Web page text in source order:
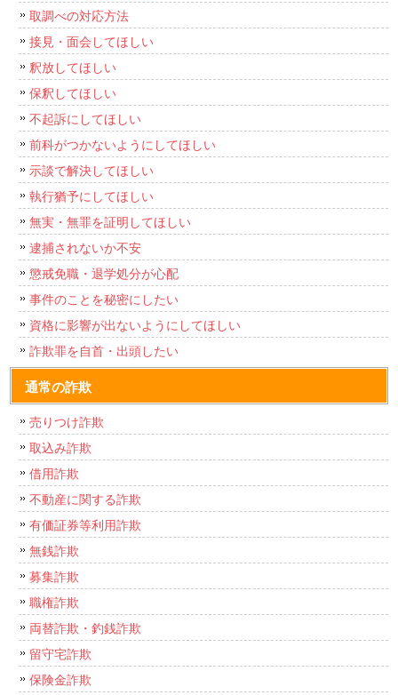
取調べの対応方法
接見・面会してほしい
釈放してほしい
保釈してほしい
不起訴にしてほしい
前科がつかないようにしてほしい
示談で解決してほしい
執行猶予にしてほしい
無実・無罪を証明してほしい
逮捕されないか不安
懲戒免職・退学処分が心配
事件のことを秘密にしたい
資格に影響が出ないようにしてほしい
詐欺罪を自首・出頭したい
通常の詐欺
売りつけ詐欺
取込み詐欺
借用詐欺
不動産に関する詐欺
有価証券等利用詐欺
無銭詐欺
募集詐欺
職権詐欺
両替詐欺・釣銭詐欺
留守宅詐欺
保険金詐欺